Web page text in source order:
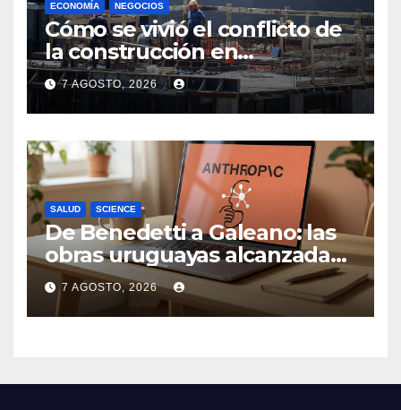
ECONOMÍA NEGOCIOS
Cómo se vivió el conflicto de
la construcción en
Maldonado, un
departamento donde el
sector tiene sus
particularidades
7 AGOSTO, 2026
SALUD SCIENCE
De Benedetti a Galeano: las
obras uruguayas alcanzadas
por la demanda colectiva de
US$ 1.500 millones contra
Anthropic
7 AGOSTO, 2026